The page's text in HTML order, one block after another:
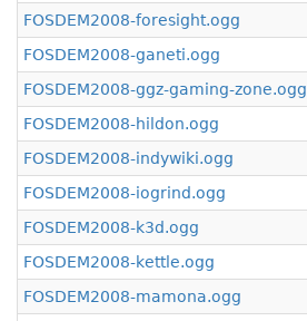
FOSDEM2008-foresight.ogg
FOSDEM2008-ganeti.ogg
FOSDEM2008-ggz-gaming-zone.ogg
FOSDEM2008-hildon.ogg
FOSDEM2008-indywiki.ogg
FOSDEM2008-iogrind.ogg
FOSDEM2008-k3d.ogg
FOSDEM2008-kettle.ogg
FOSDEM2008-mamona.ogg